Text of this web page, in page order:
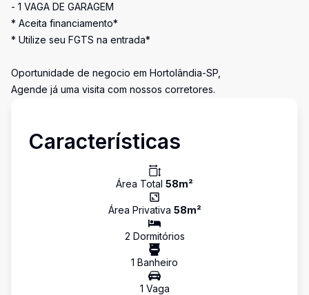
- 1 VAGA DE GARAGEM
* Aceita financiamento*
* Utilize seu FGTS na entrada*
Oportunidade de negocio em Hortolândia-SP,
Agende já uma visita com nossos corretores.
Características
Área Total 58m²
Área Privativa 58m²
2 Dormitórios
1 Banheiro
1 Vaga